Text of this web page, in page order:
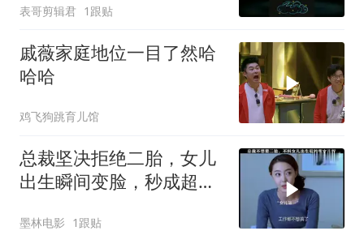
表哥剪辑君 1跟贴
戚薇家庭地位一目了然哈
哈哈
鸡飞狗跳育儿馆
总裁坚决拒绝二胎，女儿
出生瞬间变脸，秒成超级
墨林电影 1跟贴